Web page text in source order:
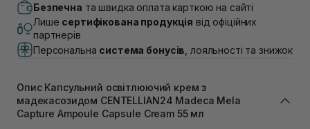
Немає в наявності!
Самовивіз м. Львів, вул. Академіка Підстригача, 1В
(Duck’s Lake)
Немає в наявності!
Самовивіз м. Львів, вул. Степана Бандери 45
Немає в наявності!
Самовивіз м. Рівне, вул. 16-го Липня, 15
Безпечна та швидка оплата карткою на сайті
Лише сертифікована продукція від офіційних
партнерів
Персональна система бонусів , лояльності та знижок
Опис Капсульний освітлюючий крем з
мадекасозидом CENTELLIAN24 Madeca Mela
Capture Ampoule Capsule Cream 55 мл